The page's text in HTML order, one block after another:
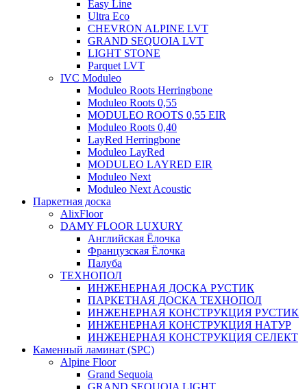
Easy Line
Ultra Eco
CHEVRON ALPINE LVT
GRAND SEQUOIA LVT
LIGHT STONE
Parquet LVT
IVC Moduleo
Moduleo Roots Herringbone
Moduleo Roots 0,55
MODULEO ROOTS 0,55 EIR
Moduleo Roots 0,40
LayRed Herringbone
Moduleo LayRed
MODULEO LAYRED EIR
Moduleo Next
Moduleo Next Acoustic
Паркетная доска
AlixFloor
DAMY FLOOR LUXURY
Английская Ёлочка
Французская Ёлочка
Палуба
ТЕХНОПОЛ
ИНЖЕНЕРНАЯ ДОСКА РУСТИК
ПАРКЕТНАЯ ДОСКА ТЕХНОПОЛ
ИНЖЕНЕРНАЯ КОНСТРУКЦИЯ РУСТИК
ИНЖЕНЕРНАЯ КОНСТРУКЦИЯ НАТУР
ИНЖЕНЕРНАЯ КОНСТРУКЦИЯ СЕЛЕКТ
Каменный ламинат (SPC)
Alpine Floor
Grand Sequoia
GRAND SEQUOIA LIGHT